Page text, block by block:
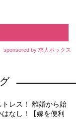
sponsored by 求人ボックス
レス！ 離婚から始
なし！【嫁を便利